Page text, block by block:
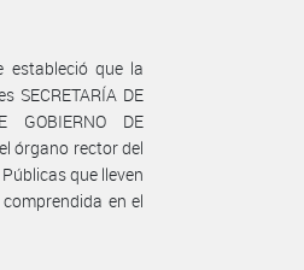
estableció que la
SECRETARÍA DE
GOBIERNO DE
órgano rector del
que lleven
en el